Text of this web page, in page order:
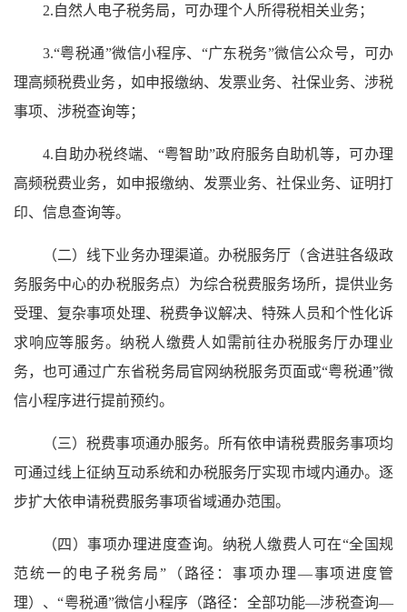
2.自然人电子税务局，可办理个人所得税相关业务；
3.“粤税通”微信小程序、“广东税务”微信公众号，可办
理高频税费业务，如申报缴纳、发票业务、社保业务、涉税
事项、涉税查询等；
4.自助办税终端、“粤智助”政府服务自助机等，可办理
高频税费业务，如申报缴纳、发票业务、社保业务、证明打
印、信息查询等。
（二）线下业务办理渠道。办税服务厅（含进驻各级政
务服务中心的办税服务点）为综合税费服务场所，提供业务
受理、复杂事项处理、税费争议解决、特殊人员和个性化诉
求响应等服务。纳税人缴费人如需前往办税服务厅办理业
务，也可通过广东省税务局官网纳税服务页面或“粤税通”微
信小程序进行提前预约。
（三）税费事项通办服务。所有依申请税费服务事项均
可通过线上征纳互动系统和办税服务厅实现市域内通办。逐
步扩大依申请税费服务事项省域通办范围。
（四）事项办理进度查询。纳税人缴费人可在“全国规
范统一的电子税务局”（路径：事项办理—事项进度管
理）、“粤税通”微信小程序（路径：全部功能—涉税查询—